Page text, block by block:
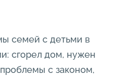
семей с детьми в
сгорел дом, нужен
с законом,